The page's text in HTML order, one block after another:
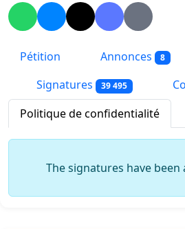
Pétition Annonces 8
Signatures 39 495
Politique de confidentialité
The signatures have been